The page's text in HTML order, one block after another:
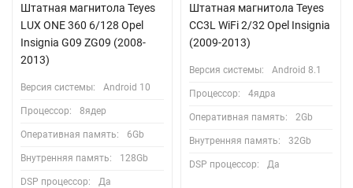
Штатная магнитола Teyes
LUX ONE 360 6/128 Opel
Insignia G09 ZG09 (2008-
2013)
Версия системы: Android 10
Процессор: 8ядер
Оперативная память: 6Gb
Внутренняя память: 128Gb
DSP процессор: Да
Штатная магнитола Teyes
CC3L WiFi 2/32 Opel Insignia
(2009-2013)
Версия системы: Android 8.1
Процессор: 4ядра
Оперативная память: 2Gb
Внутренняя память: 32Gb
DSP процессор: Да